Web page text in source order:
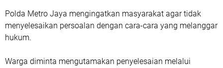
Polda Metro Jaya mengingatkan masyarakat agar tidak
menyelesaikan persoalan dengan cara-cara yang melanggar
hukum.
Warga diminta mengutamakan penyelesaian melalui